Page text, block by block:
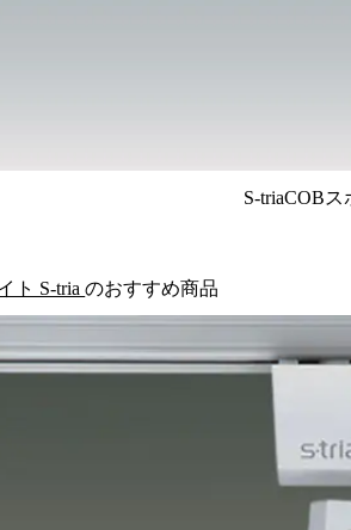
S-triaCOB
ト S-triaのおすすめ商品